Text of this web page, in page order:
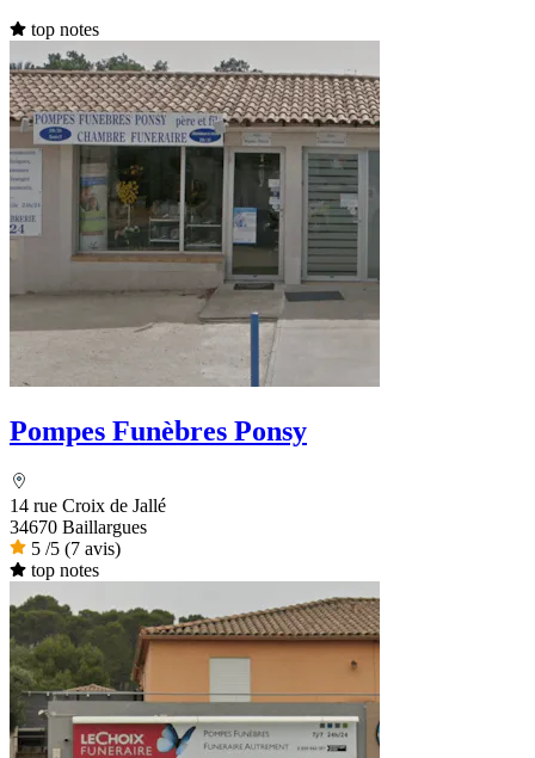
top notes
Pompes Funèbres Ponsy
14 rue Croix de Jallé
34670 Baillargues
5 /5 (7 avis)
top notes